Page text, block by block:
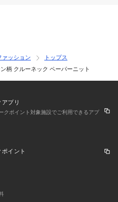
W76 H96 着用サイズ：48
W72 H89 着用サイズ：48
ァッション
トップス
柄 クルーネック ペーパーニット
プリ
クポイント対象施設でご利用できるアプ
イント